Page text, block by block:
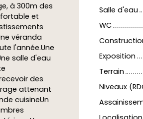
à 300m des
et
véranda
l'année.Une
salle d'eau
des
attenant
cuisineUn
Salle d'eau
WC
Exposition
Terrain
Niveaux